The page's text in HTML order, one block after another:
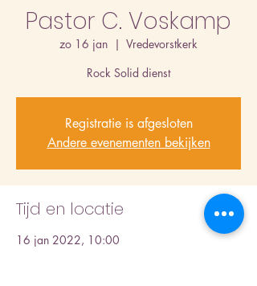
Pastor C. Voskamp
zo 16 jan
  |
Vredevorstkerk
Rock Solid dienst
Registratie is afgesloten
Andere evenementen bekijken
Tijd en locatie
16 jan 2022, 10:00